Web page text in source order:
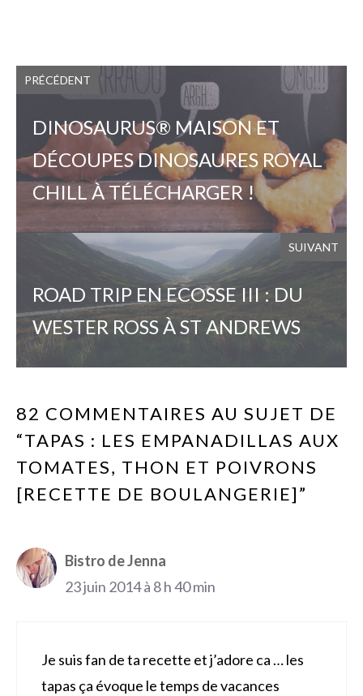
PRÉCÉDENT
DINOSAURUS® MAISON ET
DÉCOUPES DINOSAURES ROYAL
CHILL À TÉLÉCHARGER !
SUIVANT
ROAD TRIP EN ECOSSE III : DU
WESTER ROSS À ST ANDREWS
82 COMMENTAIRES AU SUJET DE
“TAPAS : LES EMPANADILLAS AUX
TOMATES, THON ET POIVRONS
[RECETTE DE BOULANGERIE]”
Bistro de Jenna
23 juin 2014 à 8 h 40 min
Je suis fan de ta recette et j’adore ca … les
tapas ça évoque le temps de vacances